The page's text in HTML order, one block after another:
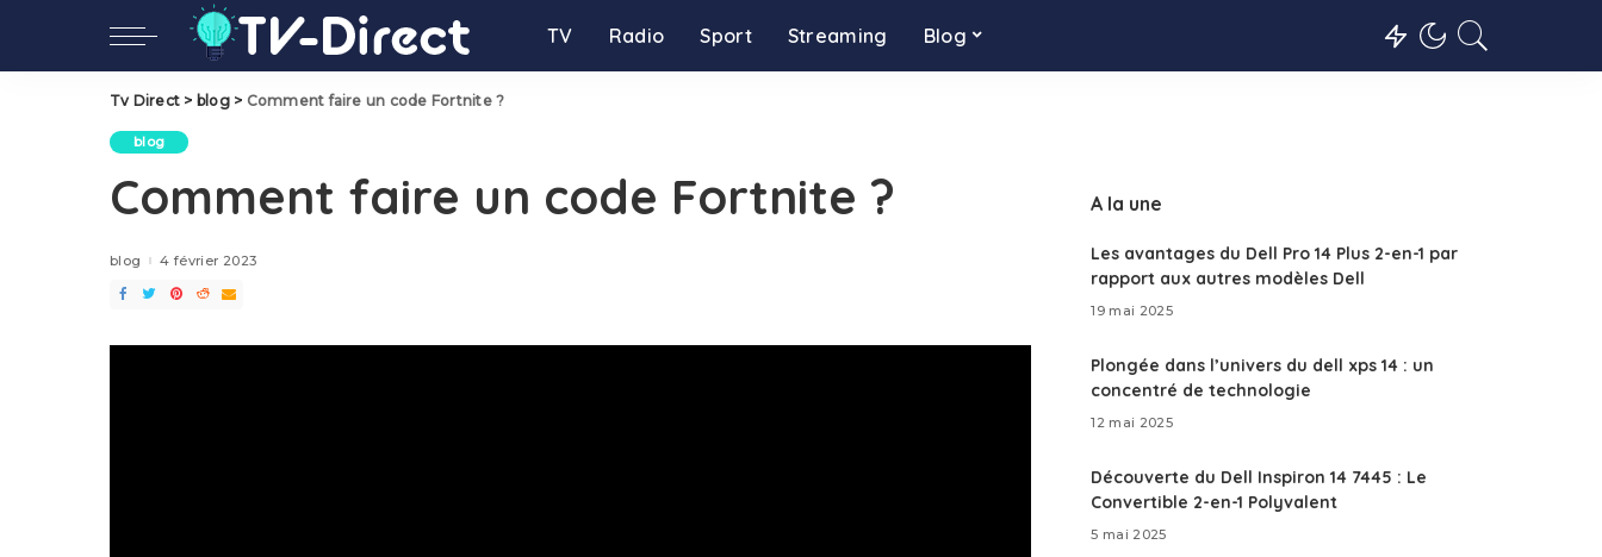
TV Radio Sport Streaming Blog
Tv Direct > blog> Comment faire un code Fortnite ?
blog
Comment faire un code Fortnite ?
blog 4 février 2023
A la une
Les avantages du Dell Pro 14 Plus 2-en-1 par
rapport aux autres modèles Dell
19 mai 2025
Plongée dans l’univers du dell xps 14 : un
concentré de technologie
12 mai 2025
Découverte du Dell Inspiron 14 7445 : Le
Convertible 2-en-1 Polyvalent
5 mai 2025